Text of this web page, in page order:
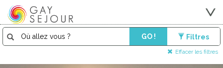
GO ! Filtres
Effacer les filtres